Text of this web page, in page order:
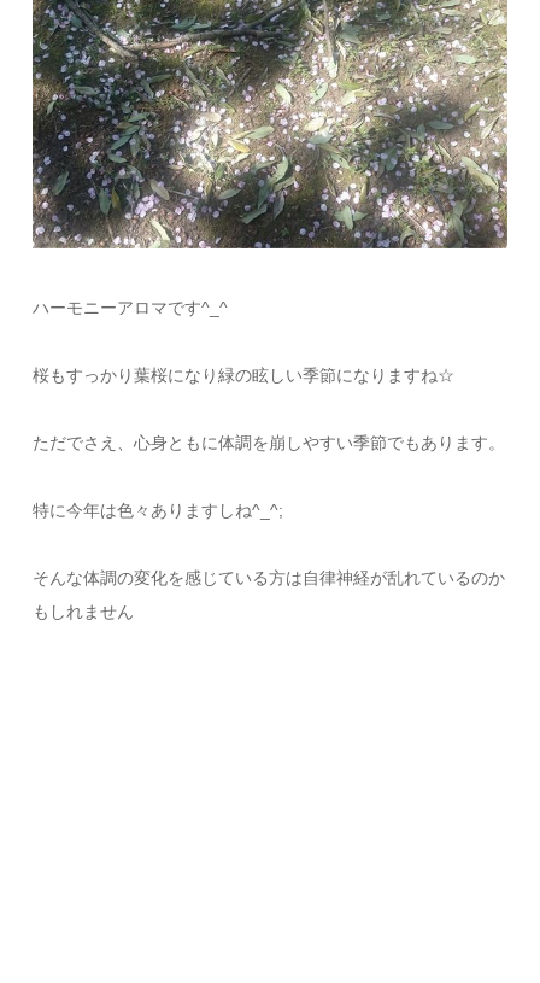
ハーモニーアロマです^_^
桜もすっかり葉桜になり緑の眩しい季節になりますね☆
ただでさえ、心身ともに体調を崩しやすい季節でもあります。
特に今年は色々ありますしね^_^;
そんな体調の変化を感じている方は自律神経が乱れているのか
もしれません